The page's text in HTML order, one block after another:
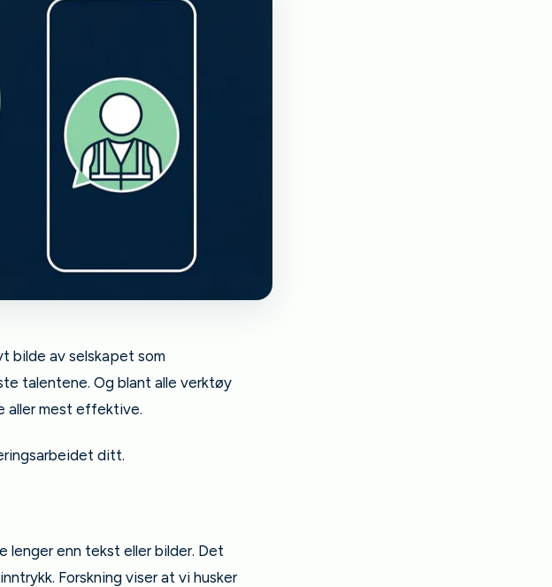
bilde av selskapet som
talentene. Og blant alle verktøy
aller mest effektive.
ditt.
lenger enn tekst eller bilder. Det
Forskning viser at vi husker